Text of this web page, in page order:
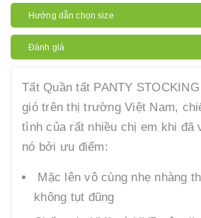
Hướng dẫn chọn size
Đánh giá
Tất Quần tất PANTY
gió trên thị trường Việt Nam,
tình của rất nhiều chị em khi đã
nó bởi ưu điểm:
Mặc lên vô cùng nhẹ nhàng
không tụt đũng